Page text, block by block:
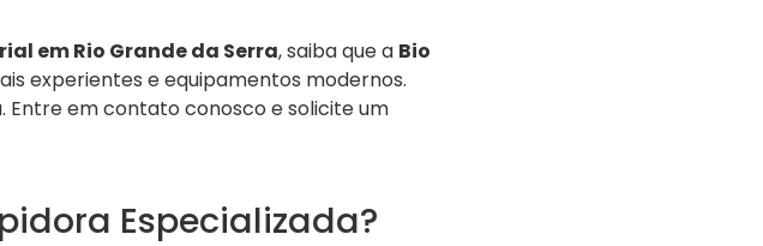
em Rio Grande da Serra, saiba que a Bio
experientes e equipamentos modernos.
Entre em contato conosco e solicite um
Especializada?